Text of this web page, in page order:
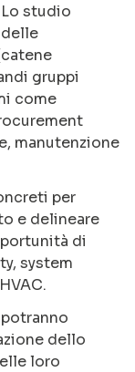
studio
gruppi
come
manutenzione
per
e delineare
di
system
dello
loro